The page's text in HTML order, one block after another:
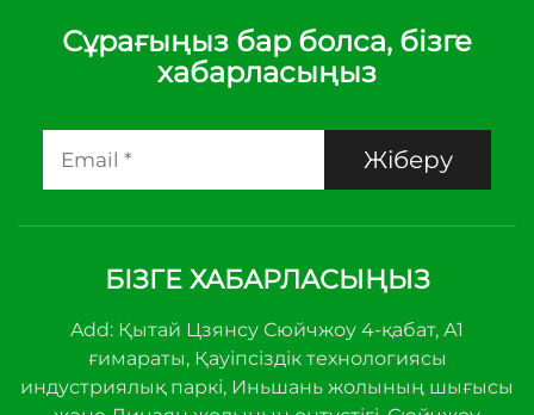
Сұрағыңыз бар болса, бізге
хабарласыңыз
Жіберу
БІЗГЕ ХАБАРЛАСЫҢЫЗ
Add: Қытай Цзянсу Сюйчжоу 4-қабат, А1
ғимараты, Қауіпсіздік технологиясы
индустриялық паркі, Иньшань жолының шығысы